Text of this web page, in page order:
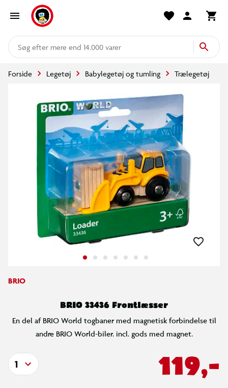
mere end 14.000 varer
Forside Legetøj Babylegetøj og tumling Trælegetøj
BRIO
BRIO 33436 Frontlæsser
En del af BRIO World togbaner med magnetisk forbindelse til
andre BRIO World-biler. incl. gods med magnet.
119,-
1